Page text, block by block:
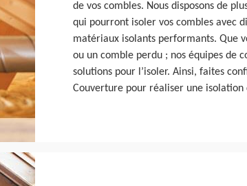
de vos combles. Nous disposons de
qui pourront isoler vos combles avec
matériaux isolants performants. Que
ou un comble perdu ; nos équipes de
solutions pour l’isoler. Ainsi, faites
Couverture pour réaliser une isolation